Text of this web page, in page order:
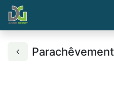
Parachêvement